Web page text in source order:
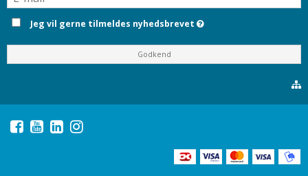
Jeg vil gerne tilmeldes nyhedsbrevet
Godkend